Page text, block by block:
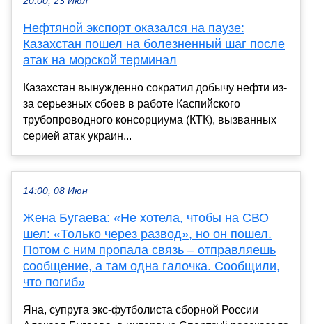
Нефтяной экспорт оказался на паузе:
Казахстан пошел на болезненный шаг после
атак на морской терминал
Казахстан вынужденно сократил добычу нефти из-
за серьезных сбоев в работе Каспийского
трубопроводного консорциума (КТК), вызванных
серией атак украин...
14:00, 08 Июн
Жена Бугаева: «Не хотела, чтобы на СВО
шел: «Только через развод», но он пошел.
Потом с ним пропала связь – отправляешь
сообщение, а там одна галочка. Сообщили,
что погиб»
Яна, супруга экс-футболиста сборной России